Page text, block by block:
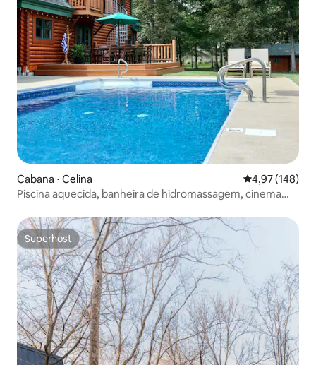
Cabana ⋅ Celina 4,97 de uma
4,97 (148)
Piscina aquecida, banheira de hidromassagem, cinema
Superhost
Superhost